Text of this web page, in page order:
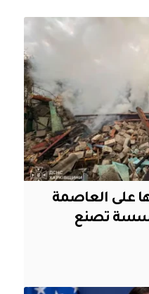
على العاصمة
تصنع